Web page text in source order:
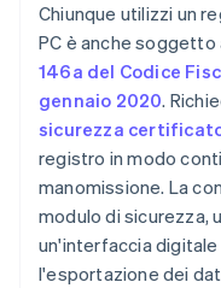
Chiunque utilizzi un
PC è anche
146a del Codice
gennaio 2020.
sicurezza
registro in modo
manomissione. La
modulo di sicurezza,
un'interfaccia
l'esportazione dei